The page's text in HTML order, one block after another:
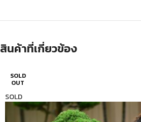
สินค้าที่เกี่ยวข้อง
SOLD
OUT
SOLD